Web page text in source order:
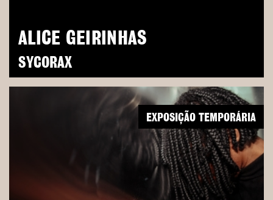
ALICE GEIRINHAS
SYCORAX
EXPOSIÇÃO TEMPORÁRIA